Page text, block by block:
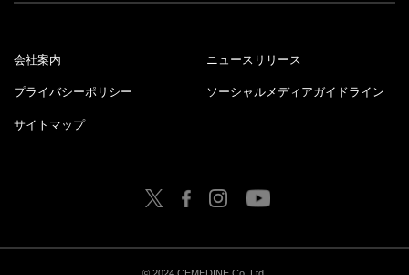
会社案内 ニュースリリース
プライバシーポリシー ソーシャルメディアガイドライン
サイトマップ